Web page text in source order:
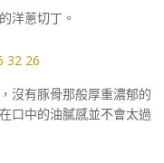
洋蔥切丁。
沒有豚骨那般厚重濃郁的
口中的油膩感並不會太過